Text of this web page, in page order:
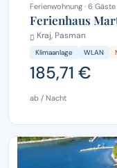
Ferienwohnung · 6
Ferienhaus
Kraj, Pasman
Klimaanlage WLAN
185,71 €
ab / Nacht